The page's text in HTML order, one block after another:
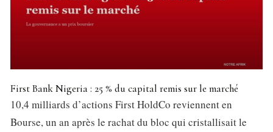
First Bank Nigeria : 25 % du capital remis sur le marché
10,4 milliards d’actions First HoldCo reviennent en
Bourse, un an après le rachat du bloc qui cristallisait le